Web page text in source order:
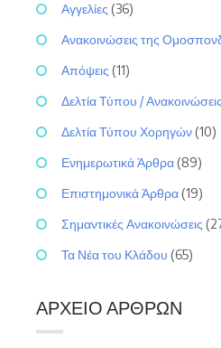
Αγγελίες (36)
Ανακοινώσεις της
Απόψεις (11)
Δελτία Τύπου / Ανακοινώσεις
Δελτία Τύπου Χορηγών (10)
Ενημερωτικά Άρθρα (89)
Επιστημονικά Άρθρα (19)
Σημαντικές Ανακοινώσεις
Τα Νέα του Κλάδου (65)
ΑΡΧΕΊΟ ΆΡΘΡΩΝ